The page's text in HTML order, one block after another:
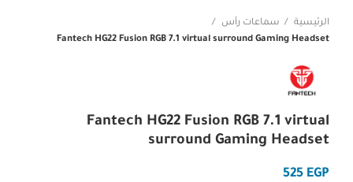
الرئيسية
سماعات رأس
Fantech HG22 Fusion RGB 7.1 virtual surround Gaming Headset
Fantech HG22 Fusion RGB 7.1 virtual
surround Gaming Headset
EGP